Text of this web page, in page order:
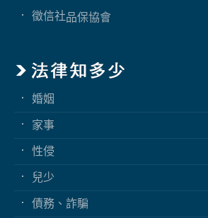
徵信社品保協會
婚姻
家事
性侵
兒少
債務、詐騙